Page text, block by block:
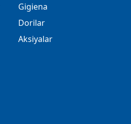
Gigiena
Dorilar
Aksiyalar